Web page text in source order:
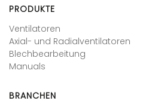
PRODUKTE
Ventilatoren
Axial- und Radialventilatoren
Blechbearbeitung
Manuals
BRANCHEN